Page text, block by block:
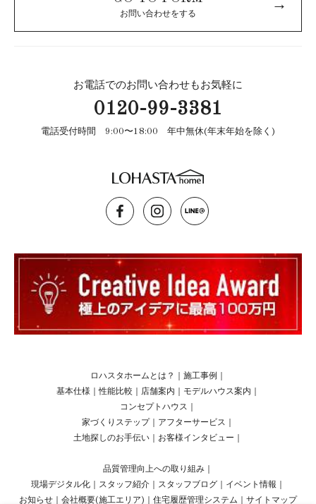
お問い合わせをする
→
お電話でのお問い合わせもお気軽に
0120-99-3381
電話受付時間 9:00〜18:00 年中無休(年末年始を除く)
ロハスタホームとは？ 施工事例
基本仕様 ｜性能比較 店舗案内 モデルハウス案内
コンセプトハウス
家づくりステップ
アフターサービス
土地探しのお手伝い
お客様インタビュー
品質管理向上への取り組み
現場デジタル化
スタッフ紹介 スタッフブログ イベント情報
お知らせ
会社概要(施工エリア) 住宅履歴管理システム サイトマップ